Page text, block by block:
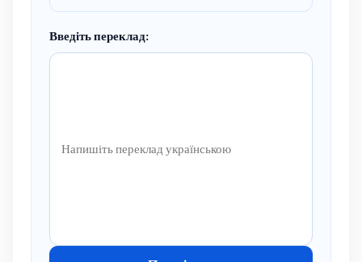
Введіть переклад: